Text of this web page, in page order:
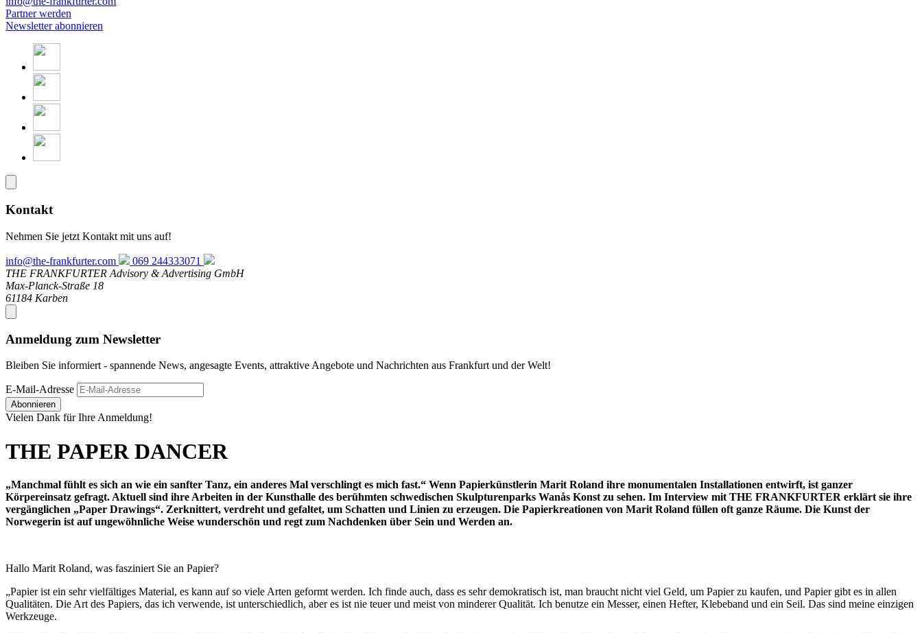
Partner werden
Newsletter abonnieren
Kontakt
Nehmen Sie jetzt Kontakt mit uns auf!
info@the-frankfurter.com
069 244333071
THE FRANKFURTER Advisory & Advertising GmbH
Max-Planck-Straße 18
61184 Karben
Anmeldung zum Newsletter
Bleiben Sie informiert - spannende News, angesagte Events, attraktive Angebote und Nachrichten aus Frankfurt und der Welt!
E-Mail-Adresse
Abonnieren
Vielen Dank für Ihre Anmeldung!
THE PAPER DANCER
„Manchmal fühlt es sich an wie ein sanfter Tanz, ein anderes Mal verschlingt es mich fast.“ Wenn Papierkünstlerin Marit Roland ihre monumentalen Installationen entwirft, ist ganzer
Körpereinsatz gefragt. Aktuell sind ihre Arbeiten in der Kunsthalle des berühmten schwedischen Skulpturenparks Wanås Konst zu sehen. Im Interview mit THE FRANKFURTER erklärt sie ihre
vergänglichen „Paper Drawings“. Zerknittert, verdreht und gefaltet, um Schatten und Linien zu erzeugen. Die Papierkreationen von Marit Roland füllen oft ganze Räume. Die Kunst der
Norwegerin ist auf ungewöhnliche Weise wunderschön und regt zum Nachdenken über Sein und Werden an.
Hallo Marit Roland, was fasziniert Sie an Papier?
„Papier ist ein sehr vielfältiges Material, es kann auf so viele Arten geformt werden. Ich finde auch, dass es sehr demokratisch ist, man braucht nicht viel Geld, um Papier zu kaufen, und Papier gibt es in allen
Qualitäten. Die Art des Papiers, das ich verwende, ist unterschiedlich, aber es ist nie teuer und meist von minderer Qualität. Ich benutze ein Messer, einen Hefter, Klebeband und ein Seil. Das sind meine einzigen
Werkzeuge.